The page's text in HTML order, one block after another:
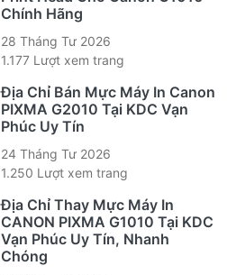
Chính Hãng
28 Tháng Tư 2026
1.177 Lượt xem trang
Địa Chỉ Bán Mực Máy In Canon
PIXMA G2010 Tại KDC Vạn
Phúc Uy Tín
24 Tháng Tư 2026
1.250 Lượt xem trang
Địa Chỉ Thay Mực Máy In
CANON PIXMA G1010 Tại KDC
Vạn Phúc Uy Tín, Nhanh
Chóng